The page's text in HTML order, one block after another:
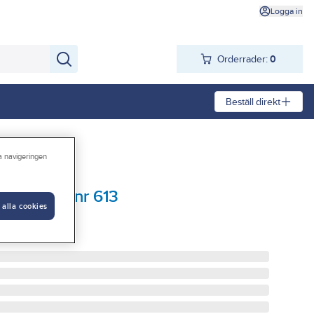
Logga in
Orderrader: 0
Beställ direkt
nr 613
SB3
navigeringen
alla cookies